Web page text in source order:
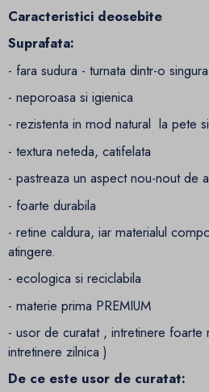
Caracteristici deosebite
Suprafata:
- fara sudura - turnata dintr-o
- neporoasa si igienica
- rezistenta in mod natural la pete
- textura neteda, catifelata
- pastreaza un aspect nou-nout de
- foarte durabila
- retine caldura, iar materialul
atingere.
- ecologica si reciclabila
- materie prima PREMIUM
- usor de curatat , intretinere foarte
intretinere zilnica )
De ce este usor de curatat: